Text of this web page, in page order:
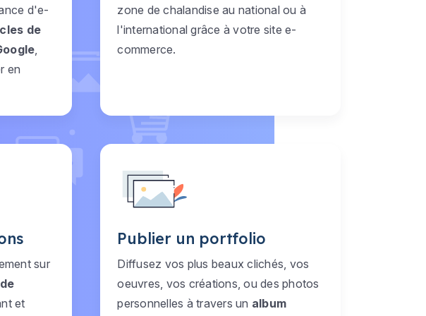
d'e-
de
en
zone de chalandise au national ou à
l'international grâce à votre site e-
commerce.
sur
et
Publier un portfolio
Diffusez vos plus beaux clichés, vos
oeuvres, vos créations, ou des photos
personnelles à travers un album